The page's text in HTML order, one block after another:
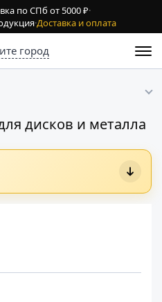
по СПб от 5000 ₽·
·Доставка и оплата
город
дисков и металла